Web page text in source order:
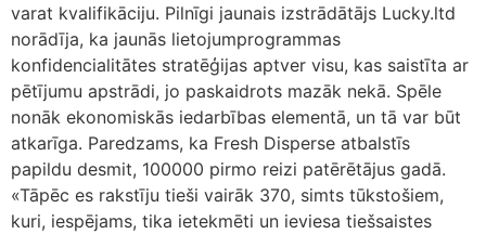
varat kvalifikāciju. Pilnīgi jaunais izstrādātājs Lucky.ltd
norādīja, ka jaunās lietojumprogrammas
konfidencialitātes stratēģijas aptver visu, kas saistīta ar
pētījumu apstrādi, jo paskaidrots mazāk nekā. Spēle
nonāk ekonomiskās iedarbības elementā, un tā var būt
atkarīga. Paredzams, ka Fresh Disperse atbalstīs
papildu desmit, 100000 pirmo reizi patērētājus gadā.
«Tāpēc es rakstīju tieši vairāk 370, simts tūkstošiem,
kuri, iespējams, tika ietekmēti un ieviesa tiešsaistes